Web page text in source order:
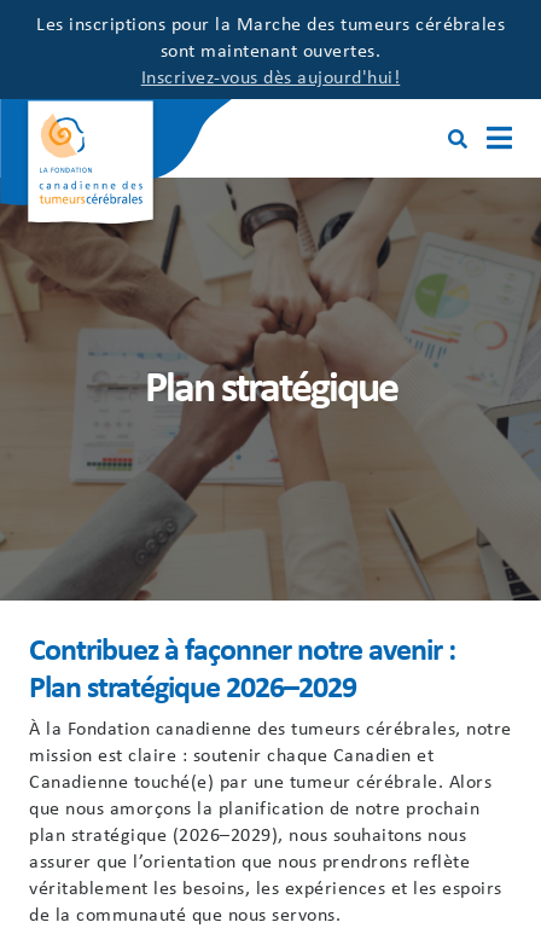
Les inscriptions pour la Marche des tumeurs cérébrales
sont maintenant ouvertes.
Inscrivez-vous dès aujourd'hui!
Plan stratégique
Contribuez à façonner notre avenir :
Plan stratégique 2026–2029
À la Fondation canadienne des tumeurs cérébrales, notre
mission est claire : soutenir chaque Canadien et
Canadienne touché(e) par une tumeur cérébrale. Alors
que nous amorçons la planification de notre prochain
plan stratégique (2026–2029), nous souhaitons nous
assurer que l’orientation que nous prendrons reflète
véritablement les besoins, les expériences et les espoirs
de la communauté que nous servons.